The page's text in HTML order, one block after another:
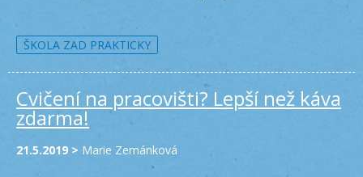
ŠKOLA ZAD PRAKTICKY
Cvičení na pracovišti? Lepší než káva
zdarma!
21.5.2019 > Marie Zemánková